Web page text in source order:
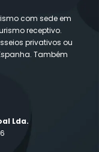
com sede em
receptivo.
privativos ou
Também
Lda.